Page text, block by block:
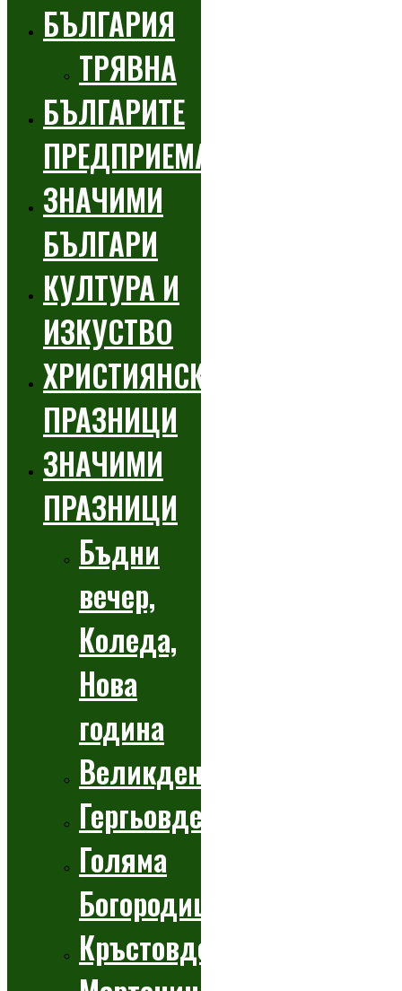
БЪЛГАРИЯ
ТРЯВНА
БЪЛГАРИТЕ
ПРЕДПРИЕМАЧИ
ЗНАЧИМИ
БЪЛГАРИ
КУЛТУРА И
ИЗКУСТВО
ХРИСТИЯНСКИ
ПРАЗНИЦИ
ЗНАЧИМИ
ПРАЗНИЦИ
Бъдни
вечер,
Коледа,
Нова
година
Великден
Гергьовден
Голяма
Богородица
Кръстовден